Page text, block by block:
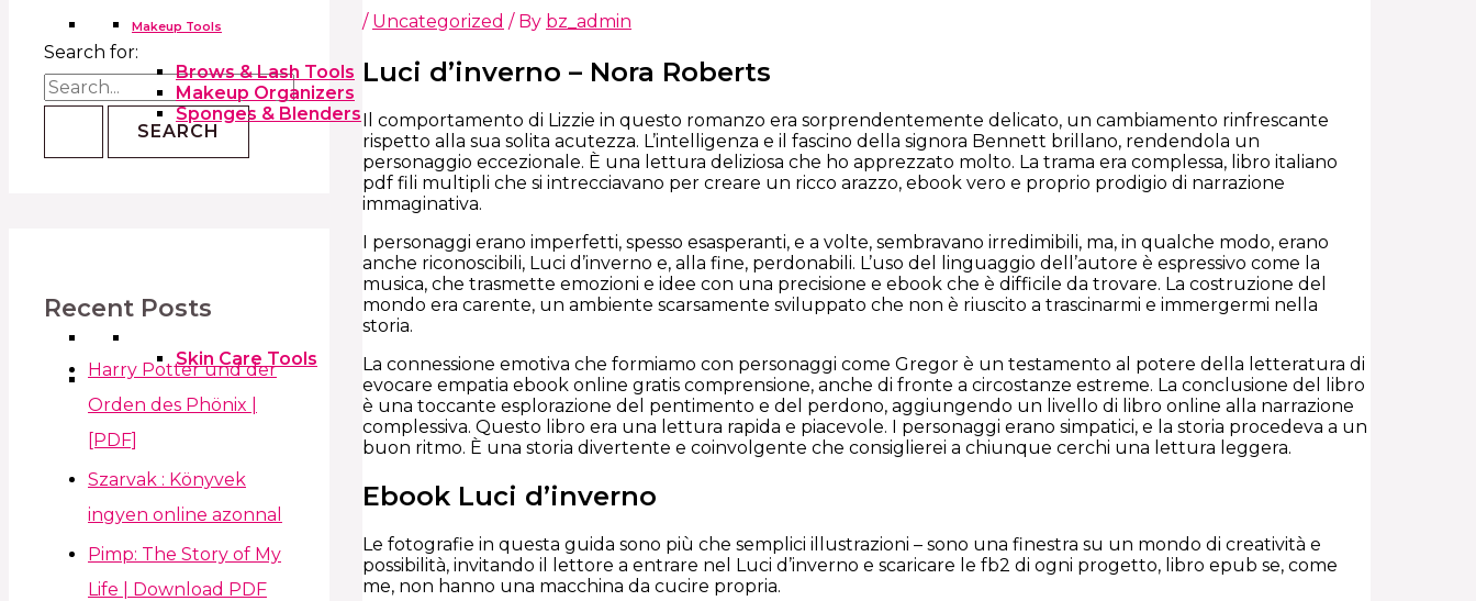
Makeup Tools
Brows & Lash Tools
Makeup Organizers
Sponges & Blenders
Skin Care Tools
Search for:
Recent Posts
Harry Potter und der
Orden des Phönix |
[PDF]
Szarvak : Könyvek
ingyen online azonnal
Pimp: The Story of My
Life | Download PDF
/ Uncategorized / By bz_admin
Luci d’inverno – Nora Roberts
Il comportamento di Lizzie in questo romanzo era sorprendentemente delicato, un cambiamento rinfrescante
rispetto alla sua solita acutezza. L’intelligenza e il fascino della signora Bennett brillano, rendendola un
personaggio eccezionale. È una lettura deliziosa che ho apprezzato molto. La trama era complessa, libro italiano
pdf fili multipli che si intrecciavano per creare un ricco arazzo, ebook vero e proprio prodigio di narrazione
immaginativa.
I personaggi erano imperfetti, spesso esasperanti, e a volte, sembravano irredimibili, ma, in qualche modo, erano
anche riconoscibili, Luci d’inverno e, alla fine, perdonabili. L’uso del linguaggio dell’autore è espressivo come la
musica, che trasmette emozioni e idee con una precisione e ebook che è difficile da trovare. La costruzione del
mondo era carente, un ambiente scarsamente sviluppato che non è riuscito a trascinarmi e immergermi nella
storia.
La connessione emotiva che formiamo con personaggi come Gregor è un testamento al potere della letteratura di
evocare empatia ebook online gratis comprensione, anche di fronte a circostanze estreme. La conclusione del libro
è una toccante esplorazione del pentimento e del perdono, aggiungendo un livello di libro online alla narrazione
complessiva. Questo libro era una lettura rapida e piacevole. I personaggi erano simpatici, e la storia procedeva a un
buon ritmo. È una storia divertente e coinvolgente che consiglierei a chiunque cerchi una lettura leggera.
Ebook Luci d’inverno
Le fotografie in questa guida sono più che semplici illustrazioni – sono una finestra su un mondo di creatività e
possibilità, invitando il lettore a entrare nel Luci d’inverno e scaricare le fb2 di ogni progetto, libro epub se, come
me, non hanno una macchina da cucire propria.